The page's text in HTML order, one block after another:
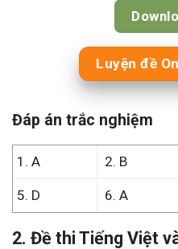
Luyện đề
Đáp án trắc nghiệm
1. A 2. B
5. D 6. A
2. Đề thi Tiếng Việt